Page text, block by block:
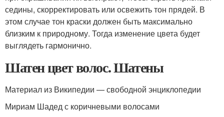
седины, скорректировать или освежить тон прядей. В
этом случае тон краски должен быть максимально
близким к природному. Тогда изменение цвета будет
выглядеть гармонично.
Шатен цвет волос. Шатены
Материал из Википедии — свободной энциклопедии
Мириам Шадед с коричневыми волосами